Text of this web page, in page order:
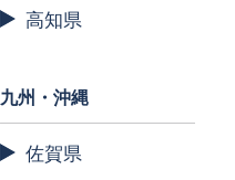
高知県
九州・沖縄
佐賀県